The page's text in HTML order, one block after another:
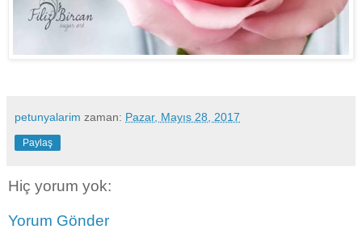
petunyalarim zaman: Pazar, Mayıs 28, 2017
Paylaş
Hiç yorum yok:
Yorum Gönder